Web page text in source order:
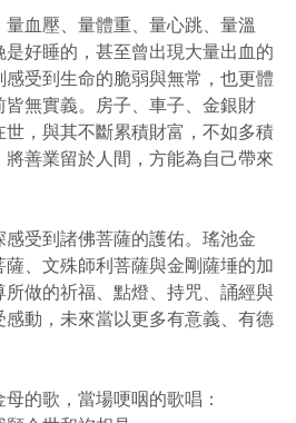
血壓、量體重、量心跳、量溫
好睡的，甚至曾出現大量出血的
受到生命的脆弱與無常，也更體
無實義。房子、車子、金銀財
，與其不斷累積財富，不如多積
善業留於人間，方能為自己帶來
受到諸佛菩薩的護佑。瑤池金
、文殊師利菩薩與金剛薩埵的加
做的祈福、點燈、持咒、誦經與
動，未來當以更多有意義、有德
的歌，當場哽咽的歌唱：